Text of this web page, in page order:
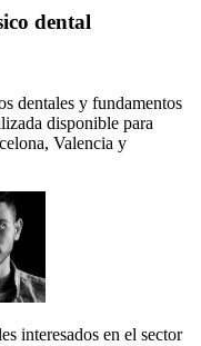
dental
dentales y fundamentos
disponible para
Valencia y
interesados en el sector